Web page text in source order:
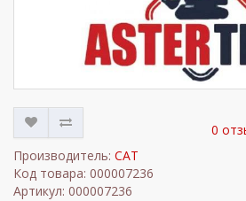
0
Производитель: CAT
Код товара: 000007236
Артикул: 000007236